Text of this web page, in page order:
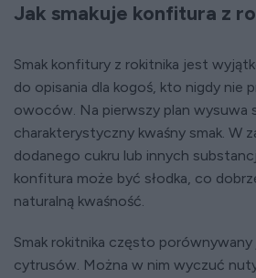
Jak smakuje konfitura z
Smak konfitury z rokitnika jest
do opisania dla kogoś, kto nigdy nie
owoców. Na pierwszy plan wysuwa
charakterystyczny kwaśny smak. W
dodanego cukru lub innych
konfitura może być słodka, co
naturalną kwaśność.
Smak rokitnika często
cytrusów. Można w nim wyczuć